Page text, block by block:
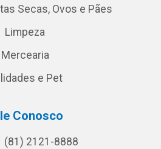
Secas, Ovos e Pães
Limpeza
Mercearia
e Pet
Conosco
(81) 2121-8888